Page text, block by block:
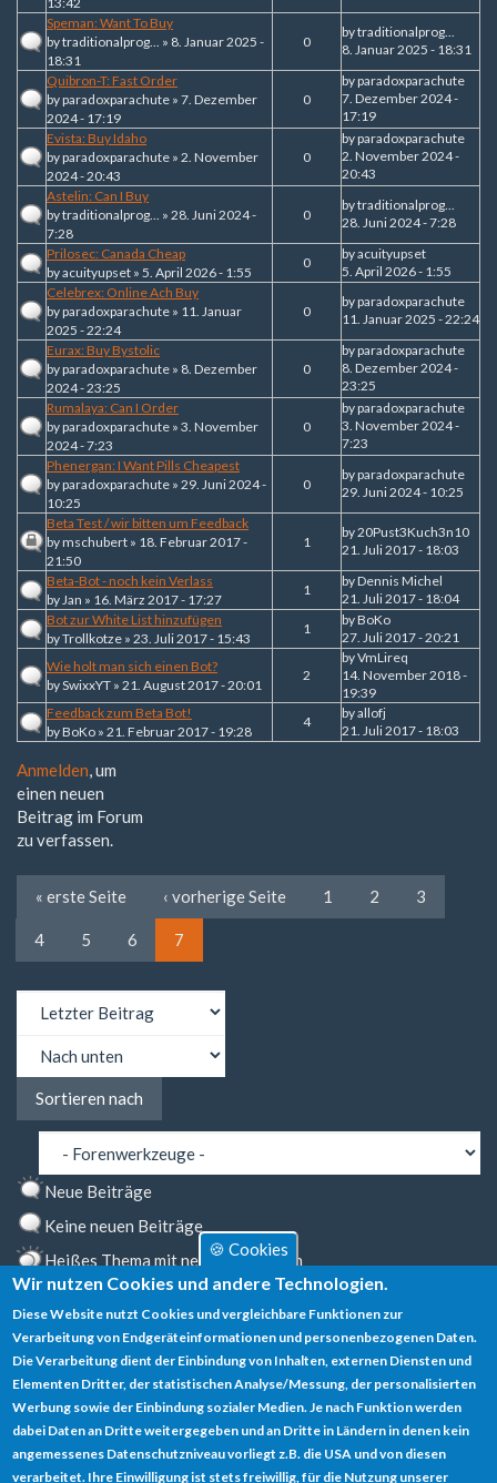
Speman: Want To Buy
bytraditionalprog... » 8. Januar 2025 -
18:31
0
bytraditionalprog...
8. Januar 2025 - 18:31
Quibron-T: Fast Order
byparadoxparachute » 7. Dezember
2024 - 17:19
0
byparadoxparachute
7. Dezember 2024 -
17:19
Evista: Buy Idaho
byparadoxparachute » 2. November
2024 - 20:43
0
byparadoxparachute
2. November 2024 -
20:43
Astelin: Can I Buy
bytraditionalprog... » 28. Juni 2024 -
7:28
0
bytraditionalprog...
28. Juni 2024 - 7:28
Prilosec: Canada Cheap
byacuityupset » 5. April 2026 - 1:55
0
byacuityupset
5. April 2026 - 1:55
Celebrex: Online Ach Buy
byparadoxparachute » 11. Januar
2025 - 22:24
0
byparadoxparachute
11. Januar 2025 - 22:24
Eurax: Buy Bystolic
byparadoxparachute » 8. Dezember
2024 - 23:25
0
byparadoxparachute
8. Dezember 2024 -
23:25
Rumalaya: Can I Order
byparadoxparachute » 3. November
2024 - 7:23
0
byparadoxparachute
3. November 2024 -
7:23
Phenergan: I Want Pills Cheapest
byparadoxparachute » 29. Juni 2024 -
10:25
0
byparadoxparachute
29. Juni 2024 - 10:25
Beta Test / wir bitten um Feedback
bymschubert » 18. Februar 2017 -
21:50
1
by20Pust3Kuch3n10
21. Juli 2017 - 18:03
Beta-Bot - noch kein Verlass
byJan » 16. März 2017 - 17:27
1
byDennis Michel
21. Juli 2017 - 18:04
Bot zur White List hinzufügen
byTrollkotze » 23. Juli 2017 - 15:43
1
byBoKo
27. Juli 2017 - 20:21
Wie holt man sich einen Bot?
bySwixxYT » 21. August 2017 - 20:01
2
byVmLireq
14. November 2018 -
19:39
Feedback zum Beta Bot!
byBoKo » 21. Februar 2017 - 19:28
4
byallofj
21. Juli 2017 - 18:03
Anmelden, um
einen neuen
Beitrag im Forum
zu verfassen.
« erste Seite ‹ vorherige Seite 1 2 3
4 5 6 7
nach
nachSortieren nach
Neue Beiträge
Keine neuen Beiträge
Heißes Thema mit neuen Beiträgen
Heißes Thema ohne neue Beiträge
Markiertes Thema
Gesperrtes Thema
🍪 Cookies
Wir nutzen Cookies und andere Technologien.
Diese Website nutzt Cookies und vergleichbare Funktionen zur
Verarbeitung von Endgeräteinformationen und personenbezogenen Daten.
Die Verarbeitung dient der Einbindung von Inhalten, externen Diensten und
Elementen Dritter, der statistischen Analyse/Messung, der personalisierten
Werbung sowie der Einbindung sozialer Medien. Je nach Funktion werden
dabei Daten an Dritte weitergegeben und an Dritte in Ländern in denen kein
angemessenes Datenschutzniveau vorliegt z.B. die USA und von diesen
verarbeitet. Ihre Einwilligung ist stets freiwillig, für die Nutzung unserer